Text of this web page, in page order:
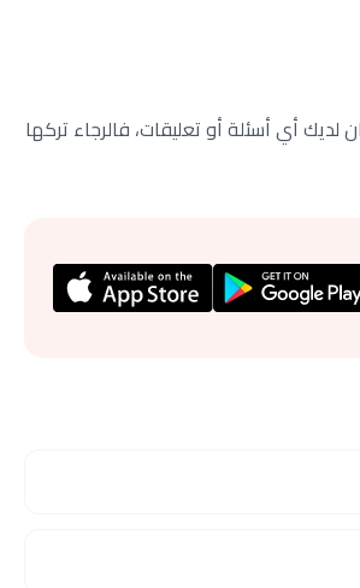
أي أسئلة أو تعليقات، فالرجاء تركها